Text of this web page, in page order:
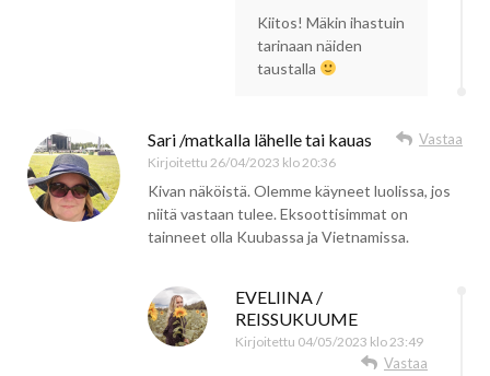
Kiitos! Mäkin ihastuin
tarinaan näiden
taustalla
Sari /matkalla lähelle tai kauas
Kirjoitettu 26/04/2023 klo 20:36
Vastaa
Kivan näköistä. Olemme käyneet luolissa, jos
niitä vastaan tulee. Eksoottisimmat on
tainneet olla Kuubassa ja Vietnamissa.
EVELIINA /
REISSUKUUME
Kirjoitettu 04/05/2023 klo 23:49
Vastaa